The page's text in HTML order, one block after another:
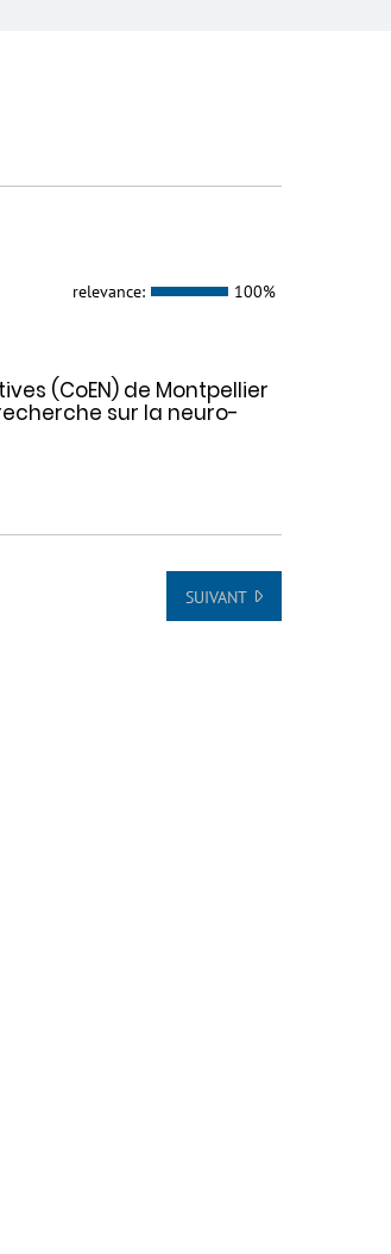
relevance: 100%
(CoEN) de Montpellier
sur la neuro-
SUIVANT